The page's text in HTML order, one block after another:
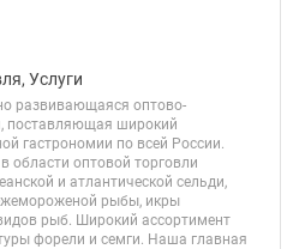
Услуги
развивающаяся оптово-
поставляющая широкий
гастрономии по всей России.
области оптовой торговли
и атлантической сельди,
рыбы, икры
рыб. Широкий ассортимент
форели и семги. Наша главная